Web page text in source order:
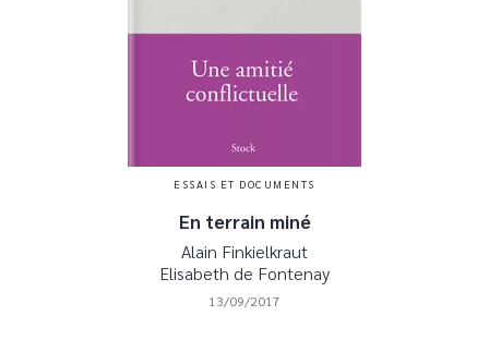
ESSAIS ET DOCUMENTS
En terrain miné
Alain Finkielkraut
Elisabeth de Fontenay
13/09/2017